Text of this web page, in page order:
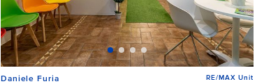
Daniele Furia RE/MAX Unit